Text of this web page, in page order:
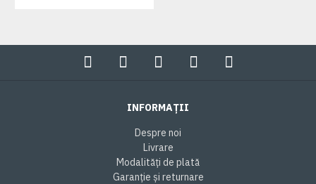
INFORMAȚII
Despre noi
Livrare
Modalități de plată
Garanție și returnare